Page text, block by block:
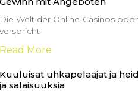
Die Welt der Online-Casinos
verspricht
Read More
Kuuluisat uhkapelaajat ja
ja salaisuuksia